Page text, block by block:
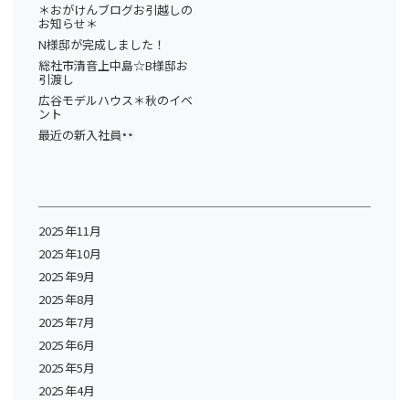
＊おがけんブログお引越しの
お知らせ＊
N様邸が完成しました！
総社市清音上中島☆B様邸お
引渡し
広谷モデルハウス＊秋のイベ
ント
最近の新入社員
2025年11月
2025年10月
2025年9月
2025年8月
2025年7月
2025年6月
2025年5月
2025年4月